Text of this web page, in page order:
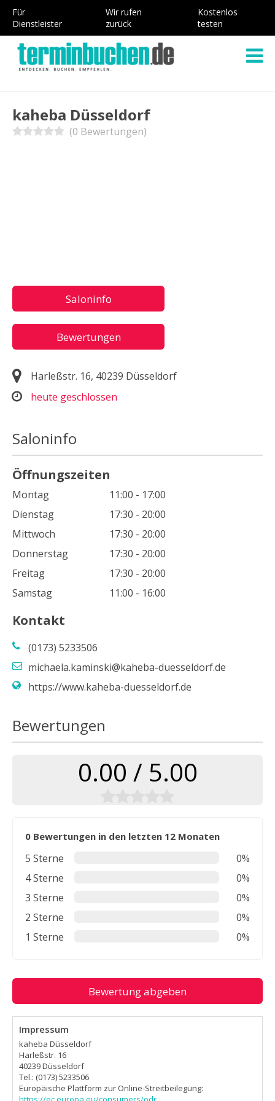
Für
Dienstleister
Wir rufen
zurück
Kostenlos
testen
kaheba Düsseldorf
(0 Bewertungen)
Saloninfo
Bewertungen
Harleßstr. 16, 40239 Düsseldorf
heute geschlossen
Saloninfo
Öffnungszeiten
Montag
11:00 - 17:00
Dienstag
17:30 - 20:00
Mittwoch
17:30 - 20:00
Donnerstag
17:30 - 20:00
Freitag
17:30 - 20:00
Samstag
11:00 - 16:00
Kontakt
(0173) 5233506
michaela.kaminski@kaheba-duesseldorf.de
https://www.kaheba-duesseldorf.de
Bewertungen
0.00 / 5.00
0 Bewertungen in den letzten 12 Monaten
5 Sterne
0%
4 Sterne
0%
3 Sterne
0%
2 Sterne
0%
1 Sterne
0%
Bewertung abgeben
Impressum
kaheba Düsseldorf
Harleßstr. 16
40239 Düsseldorf
Tel.: (0173) 5233506
Europäische Plattform zur Online-Streitbeilegung: